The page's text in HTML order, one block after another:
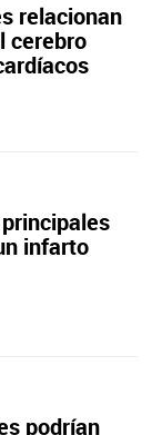
relacionan
cerebro
infarto
podrían